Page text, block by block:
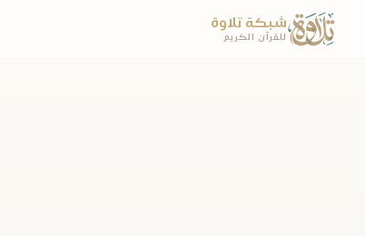
شبكة تلاوة
للقرآن الكريم